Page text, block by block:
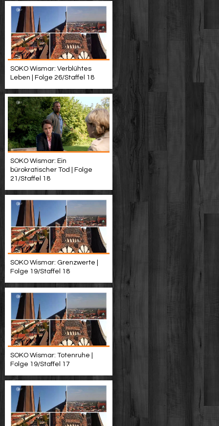
SOKO Wismar: Verblühtes
Leben | Folge 26/Staffel 18
SOKO Wismar: Ein
bürokratischer Tod | Folge
21/Staffel 18
SOKO Wismar: Grenzwerte |
Folge 19/Staffel 18
SOKO Wismar: Totenruhe |
Folge 19/Staffel 17